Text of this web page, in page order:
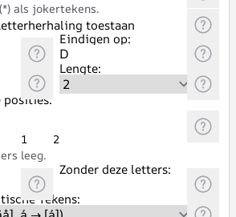
als jokertekens.
toestaan
Eindigen op:
Lengte:
posities:
1
2
leeg.
Zonder deze letters:
Tekens: